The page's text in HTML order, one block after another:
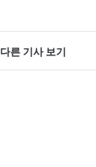
다른 기사 보기